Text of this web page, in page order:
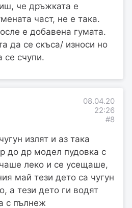
че дръжката е
част, не е така.
е добавена гумата.
да се скъса/ износи но
се счупи.
08.04.20
22:26
#8
излят и аз така
до др модел пудовка с
леко и се усещаше,
май тези дето са чугун
а тези дето ги водят
с пълнеж